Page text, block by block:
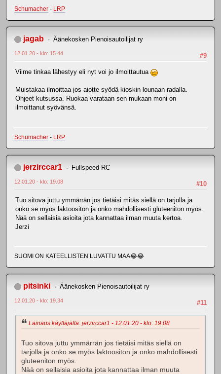
Schumacher - LRP
jagab Äänekosken Pienoisautoilijat ry
#9
12.01.20 - klo: 15.44
Viime tinkaa lähestyy eli nyt voi jo ilmoittautua
Muistakaa ilmoittaa jos aiotte syödä kioskin lounaan radalla.
Ohjeet kutsussa. Ruokaa varataan sen mukaan moni on
ilmoittanut syövänsä.
Schumacher - LRP
jerzirccar1 Fullspeed RC
#10
12.01.20 - klo: 19.08
Tuo sitova juttu ymmärrän jos tietäisi mitäs siellä on tarjolla ja
onko se myös laktoositon ja onko mahdollisesti gluteeniton myös.
Nää on sellaisia asioita jota kannattaa ilman muuta kertoa.
Jerzi
SUOMI ON KATEELLISTEN LUVATTU MAA😂😂
pitsinki Äänekosken Pienoisautoilijat ry
#11
12.01.20 - klo: 19.34
Lainaus käyttäjältä: jerzirccar1 - 12.01.20 - klo: 19.08
Tuo sitova juttu ymmärrän jos tietäisi mitäs siellä on
tarjolla ja onko se myös laktoositon ja onko mahdollisesti
gluteeniton myös.
Nää on sellaisia asioita jota kannattaa ilman muuta